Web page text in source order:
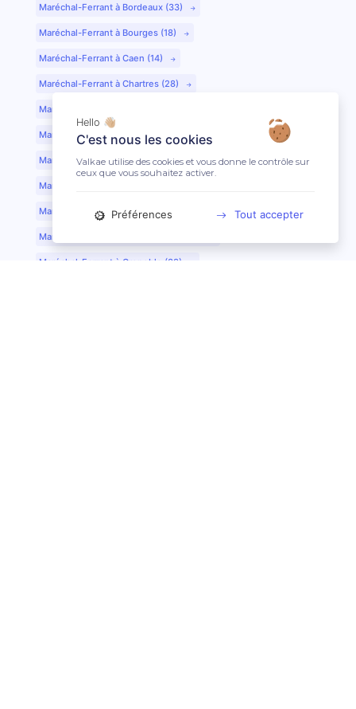
Maréchal-Ferrant à Bordeaux (33)
Maréchal-Ferrant à Bourges (18)
Maréchal-Ferrant à Caen (14)
Maréchal-Ferrant à Chartres (28)
Maréchal-Ferrant à Cherbourg (50)
Maréchal-Ferrant à Clermont-Ferrand (63)
Maréchal-Ferrant à Colmar (68)
Maréchal-Ferrant à Dijon (21)
Maréchal-Ferrant à Evreux (27)
Maréchal-Ferrant à Fontainebleau (77)
Maréchal-Ferrant à Grenoble (38)
Hello 👋🏼
C'est nous les cookies
Valkae utilise des cookies et vous donne le contrôle sur
ceux que vous souhaitez activer.
Préférences Tout accepter